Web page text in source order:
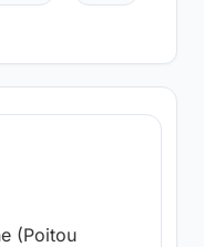
(Poitou